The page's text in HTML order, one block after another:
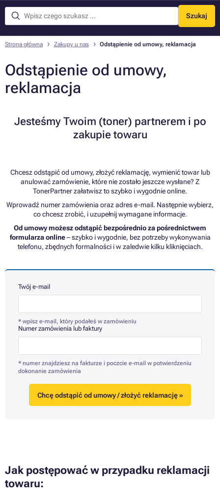
Szukaj
Menu
Strona główna Zakupy u nas Odstąpienie od umowy, reklamacja
Odstąpienie od umowy,
reklamacja
Jesteśmy Twoim (toner) partnerem i po
zakupie towaru
Chcesz odstąpić od umowy, złożyć reklamację, wymienić towar lub
anulować zamówienie, które nie zostało jeszcze wysłane? Z
TonerPartner załatwisz to szybko i wygodnie online.
Wprowadź numer zamówienia oraz adres e-mail. Następnie wybierz,
co chcesz zrobić, i uzupełnij wymagane informacje.
Od umowy możesz odstąpić bezpośrednio za pośrednictwem
formularza online– szybko i wygodnie, bez potrzeby wykonywania
telefonu, zbędnych formalności i w zaledwie kilku kliknięciach.
Twój e-mail
* wpisz e-mail, który podałeś w zamówieniu
Numer zamówienia lub faktury
* numer znajdziesz na fakturze i poczcie e-mail w potwierdzeniu
dokonanie zamówienia
Chcę odstąpić od umowy / złożyć reklamację »
Jak postępować w przypadku reklamacji
towaru: